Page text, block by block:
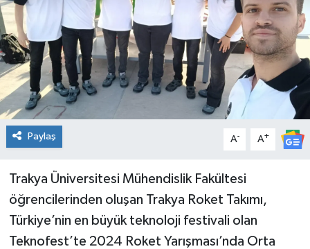
Paylaş A- A+
Trakya Üniversitesi Mühendislik Fakültesi
öğrencilerinden oluşan Trakya Roket Takımı,
Türkiye’nin en büyük teknoloji festivali olan
Teknofest’te 2024 Roket Yarışması’nda Orta